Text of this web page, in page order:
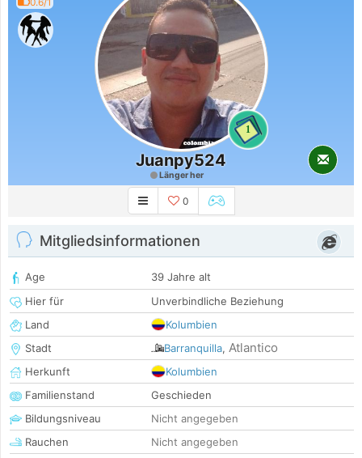
1
Juanpy524
Länger her
0
Mitgliedsinformationen
Age
39 Jahre alt
Hier für
Unverbindliche Beziehung
Land
Kolumbien
Stadt
Barranquilla, Atlantico
Herkunft
Kolumbien
Familienstand
Geschieden
Bildungsniveau
Nicht angegeben
Rauchen
Nicht angegeben